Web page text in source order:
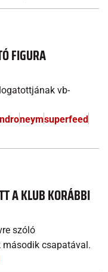
FIGURA
vb-
neymsuperfeed
A KLUB KORÁBBI
szóló
csapatával.